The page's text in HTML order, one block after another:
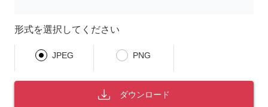
形式を選択してください
JPEG PNG
ダウンロード